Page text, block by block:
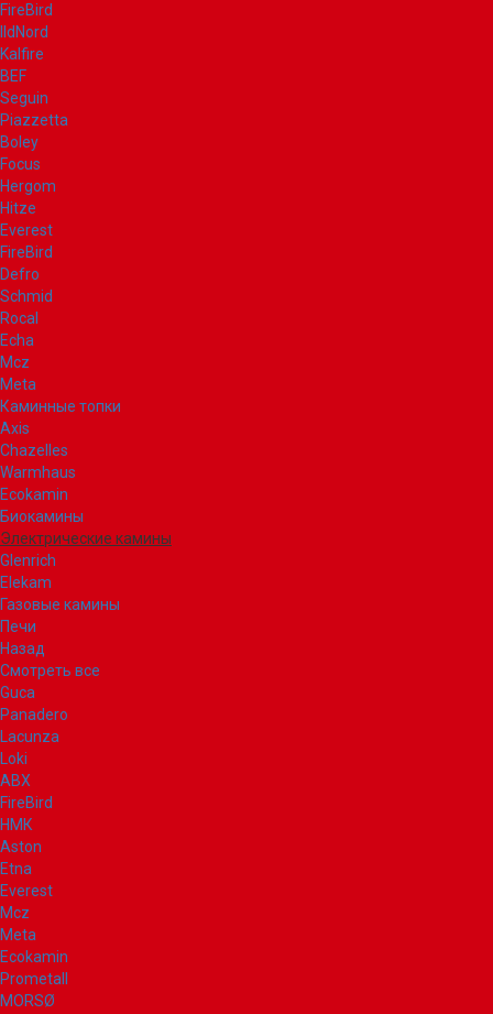
FireBird
IldNord
Kalfire
BEF
Seguin
Piazzetta
Boley
Focus
Hergom
Hitze
Everest
FireBird
Defro
Schmid
Rocal
Echa
Mcz
Meta
Каминные топки
Axis
Chazelles
Warmhaus
Ecokamin
Биокамины
Электрические камины
Glenrich
Elekam
Газовые камины
Печи
Назад
Смотреть все
Guca
Panadero
Lacunza
Loki
ABX
FireBird
НМК
Aston
Etna
Everest
Mcz
Meta
Ecokamin
Prometall
MORSØ